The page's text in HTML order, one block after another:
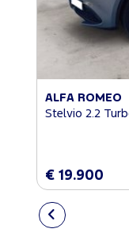
ALFA ROMEO
Stelvio 2.2
€ 19.900